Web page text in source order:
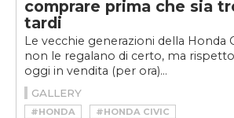
comprare prima che sia
tardi
Le vecchie generazioni della Honda
non le regalano di certo, ma
oggi in vendita (per ora)...
GALLERY
#HONDA
#HONDA CIVIC